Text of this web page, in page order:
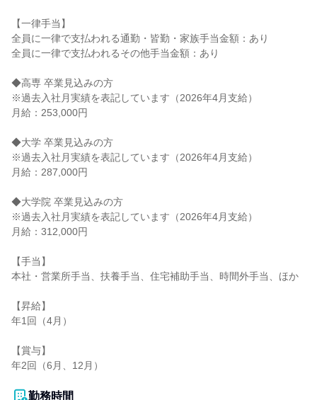
【一律手当】
全員に一律で支払われる通勤・皆勤・家族手当金額：あり
全員に一律で支払われるその他手当金額：あり
◆高専 卒業見込みの方
※過去入社月実績を表記しています（2026年4月支給）
月給：253,000円
◆大学 卒業見込みの方
※過去入社月実績を表記しています（2026年4月支給）
月給：287,000円
◆大学院 卒業見込みの方
※過去入社月実績を表記しています（2026年4月支給）
月給：312,000円
【手当】
本社・営業所手当、扶養手当、住宅補助手当、時間外手当、ほか
【昇給】
年1回（4月）
【賞与】
年2回（6月、12月）
勤務時間